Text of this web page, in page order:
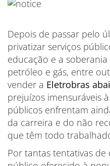
Depois de passar pelo
privatizar serviços
educação e a
petróleo e gás, entre
vender a Eletrobras
prejuízos imensuráveis
públicos enfrentam
da carreira e do não
que têm todo
Por tantas tentativas